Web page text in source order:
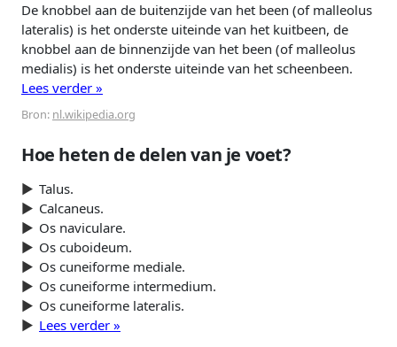
De knobbel aan de buitenzijde van het been (of malleolus
lateralis) is het onderste uiteinde van het kuitbeen, de
knobbel aan de binnenzijde van het been (of malleolus
medialis) is het onderste uiteinde van het scheenbeen.
Lees verder »
Bron: nl.wikipedia.org
Hoe heten de delen van je voet?
Talus.
Calcaneus.
Os naviculare.
Os cuboideum.
Os cuneiforme mediale.
Os cuneiforme intermedium.
Os cuneiforme lateralis.
Lees verder »